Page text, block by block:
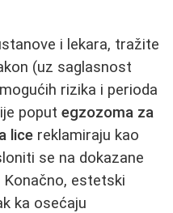
i lekara, tražite
(uz saglasnost
rizika i perioda
poput egzozoma za
lice reklamiraju kao
se na dokazane
estetski
ka osećaju